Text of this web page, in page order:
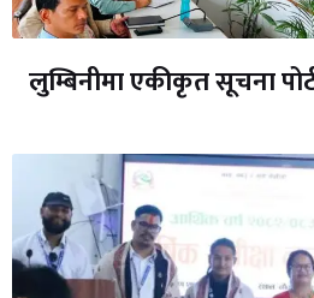
लुम्बिनीमा एकीकृत सूचना